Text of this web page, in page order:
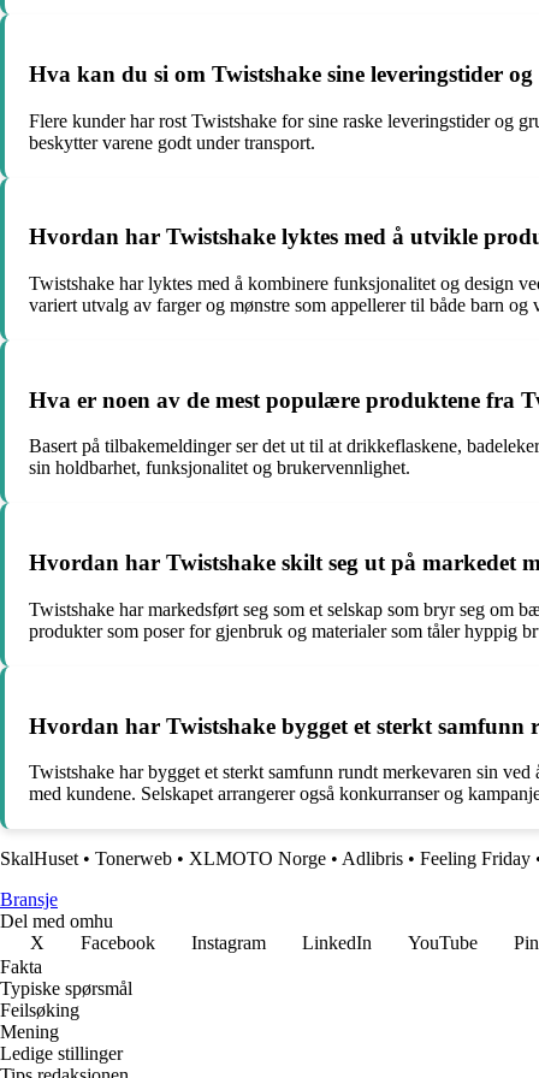
Hva kan du si om Twistshake sine leveringstider
Flere kunder har rost Twistshake for sine raske leveringstider og
beskytter varene godt under transport.
Hvordan har Twistshake lyktes med å utvikle
Twistshake har lyktes med å kombinere funksjonalitet og design
variert utvalg av farger og mønstre som appellerer til både barn og
Hva er noen av de mest populære produktene fra
Basert på tilbakemeldinger ser det ut til at drikkeflaskene,
sin holdbarhet, funksjonalitet og brukervennlighet.
Hvordan har Twistshake skilt seg ut på markedet
Twistshake har markedsført seg som et selskap som bryr seg om
produkter som poser for gjenbruk og materialer som tåler hyppig
Hvordan har Twistshake bygget et sterkt samfunn
Twistshake har bygget et sterkt samfunn rundt merkevaren sin
med kundene. Selskapet arrangerer også konkurranser og
SkalHuset • Tonerweb • XLMOTO Norge • Adlibris • Feeling Friday
Bransje
Del med omhu
X
Facebook Instagram LinkedIn YouTube
Fakta
Typiske spørsmål
Feilsøking
Mening
Ledige stillinger